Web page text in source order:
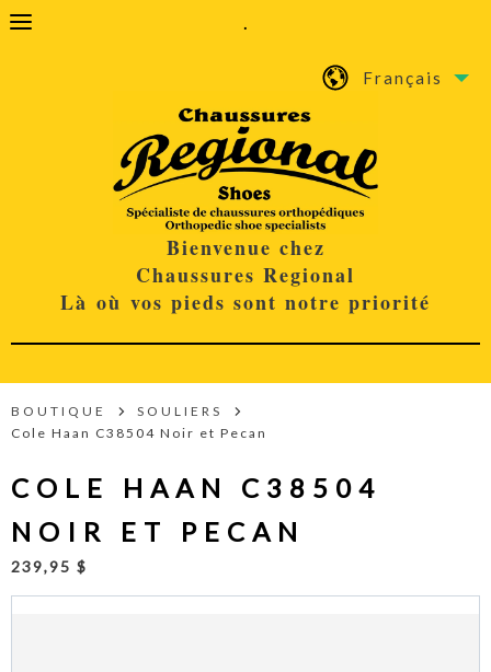
.
Français
Bienvenue chez
Chaussures Regional
Là où vos pieds sont notre priorité
BOUTIQUE
SOULIERS
Cole Haan C38504 Noir et Pecan
COLE HAAN C38504
NOIR ET PECAN
239,95 $